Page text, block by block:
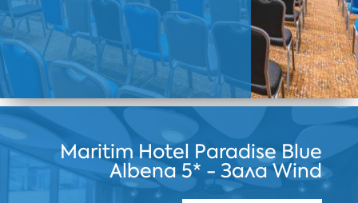
Maritim Hotel Paradise Blue
Albena 5* - Зала Wind